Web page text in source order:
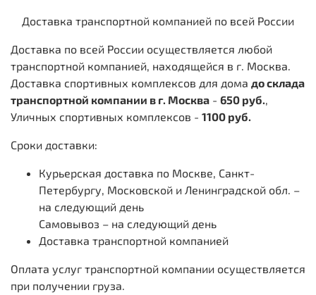
Доставка транспортной компанией по всей России
Доставка по всей России осуществляется любой
транспортной компанией, находящейся в г. Москва.
Доставка спортивных комплексов для дома до склада
транспортной компании в г. Москва - 650 руб.,
Уличных спортивных комплексов - 1100 руб.
Сроки доставки:
Курьерская доставка по Москве, Санкт-
Петербургу, Московской и Ленинградской обл. –
на следующий день
Самовывоз – на следующий день
Доставка транспортной компанией
Оплата услуг транспортной компании осуществляется
при получении груза.